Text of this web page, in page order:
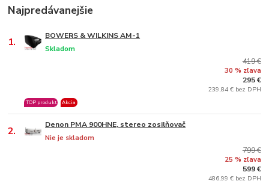
Najpredávanejšie
1. BOWERS & WILKINS AM-1
Skladom
TOP produkt Akcia
419 €
30 % zľava
295 €
239,84 € bez DPH
2. Denon PMA 900HNE, stereo zosilňovač
Nie je skladom
799 €
25 % zľava
599 €
486,99 € bez DPH